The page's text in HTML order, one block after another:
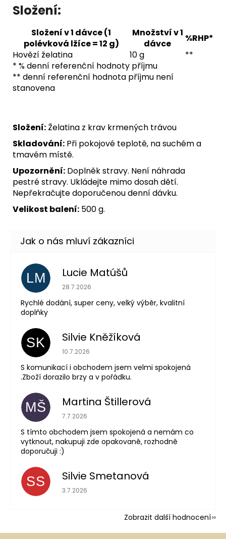
Složení:
Složení v 1 dávce (1
polévková lžíce = 12 g)
Množství v 1
dávce
%RHP*
Hovězí želatina
10 g
**
* % denní referenční hodnoty příjmu
** denní referenční hodnota příjmu není
stanovena
Složení: Želatina z krav krmených trávou
Skladování: Při pokojové teplotě, na suchém a
tmavém místě.
Upozornění: Doplněk stravy. Není náhrada
pestré stravy. Ukládejte mimo dosah dětí.
Nepřekračujte doporučenou denní dávku.
Velikost balení: 500 g.
LM Lucie Matúšů
Hodnocení obchodu je 5 z 5 hvězdiček.
28.7.2026
Rychlé dodání, super ceny, velký výběr, kvalitní
doplňky
SK Silvie Kněžíková
Hodnocení obchodu je 5 z 5 hvězdiček.
10.7.2026
S komunikací i obchodem jsem velmi spokojená
.Zboží dorazilo brzy a v pořádku.
MŠ Martina Štillerová
Hodnocení obchodu je 5 z 5 hvězdiček.
7.7.2026
S tímto obchodem jsem spokojená a nemám co
vytknout, nakupuji zde opakovaně, rozhodně
doporučuji :)
SS Silvie Smetanová
Hodnocení obchodu je 5 z 5 hvězdiček.
3.7.2026
Zobrazit další hodnocení